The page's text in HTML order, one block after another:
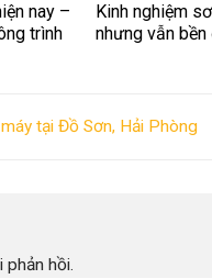
nay –
trình
Kinh nghiệm
nhưng vẫn
tại Đồ Sơn, Hải Phòng
phản hồi.